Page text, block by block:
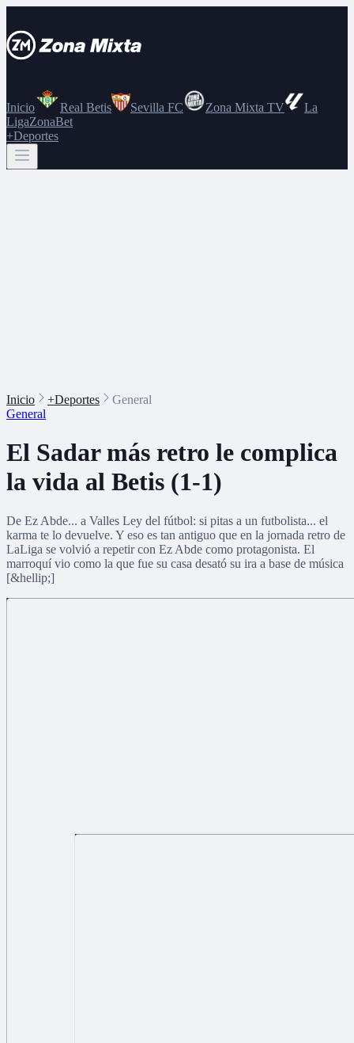
Inicio Real Betis Sevilla FC Zona Mixta TV
La
LigaZonaBet
+Deportes
Inicio +Deportes
General
General
El Sadar más retro le complica
la vida al Betis (1-1)
De Ez Abde... a Valles Ley del fútbol: si pitas a un futbolista... el
karma te lo devuelve. Y eso es tan antiguo que en la jornada retro de
LaLiga se volvió a repetir con Ez Abde como protagonista. El
marroquí vio como la que fue su casa desató su ira a base de música
[&hellip;]